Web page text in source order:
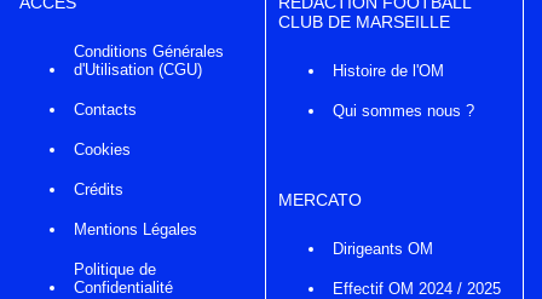
Conditions Générales
d'Utilisation (CGU)
Contacts
Cookies
Crédits
Mentions Légales
Politique de
Confidentialité
CLUB DE MARSEILLE
Histoire de l'OM
Qui sommes nous ?
MERCATO
Dirigeants OM
Effectif OM 2024 / 2025